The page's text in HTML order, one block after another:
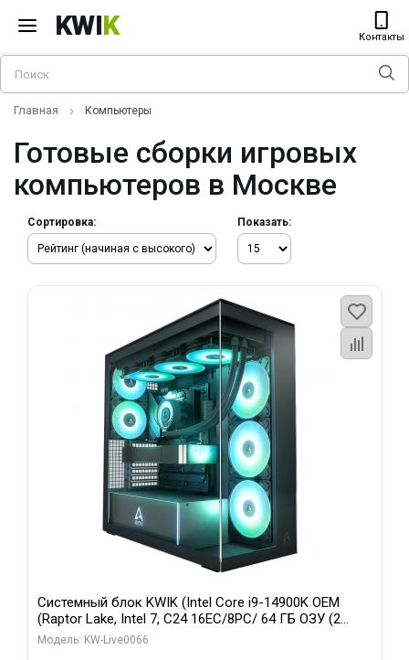
KWIK Контакты
Главная Компьютеры
Готовые сборки игровых
компьютеров в Москве
Сортировка: Показать:
Системный блок KWIK (Intel Core i9-14900K OEM
(Raptor Lake, Intel 7, C24 16EC/8PC/ 64 ГБ ОЗУ (2
модуля)/ Gigabyte RTX5080 XTREME WATERFORCE
Модель: KW-Live0066